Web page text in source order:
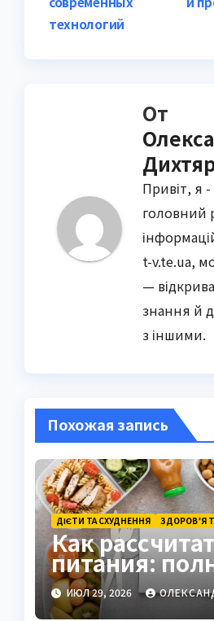
технологий
От
Привіт, я
головний
t-v.te.ua,
—
знання й
з іншими.
Похожая запись
ДІЄТИ ТА СХУДНЕННЯ ЗДОРОВ’Я
Как
питания:
с формулами
примерами
ИЮЛ 29, 2026